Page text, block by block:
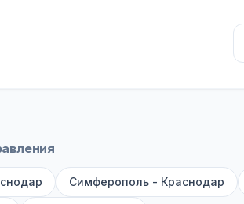
всё необходимое для
пледы. На больших автобусах
только при посадке,
время выезда, место посадки,
С уважением, команда
Симферополь - Краснодар